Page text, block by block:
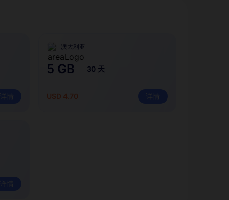
详情
澳大利亚
5 GB 30 天
USD 4.70 详情
详情